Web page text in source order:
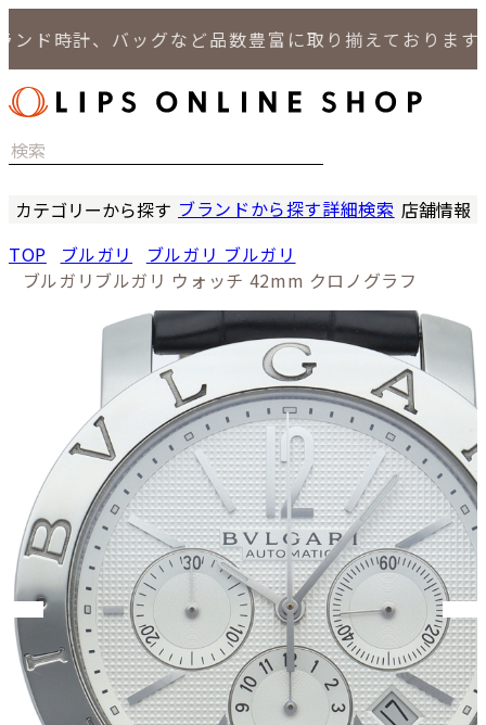
計、バッグなど品数豊富に取り揃えております。
カテゴリーから探す
バッグ
小物
ブランドから探す詳細検索 店舗情報
LIPS 札
LIPS 札
LIPS 通信
TOP ブルガリ
ブルガリ ブルガリ
ブルガリブルガリ ウォッチ 42mm クロノグラフ